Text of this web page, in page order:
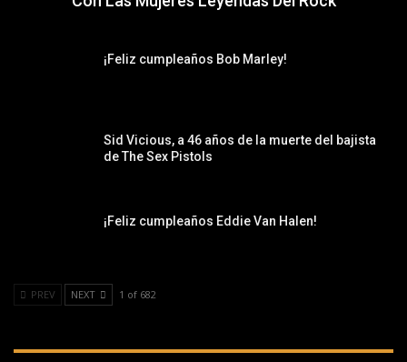
¡Feliz cumpleaños Bob Marley!
Sid Vicious, a 46 años de la muerte del bajista
de The Sex Pistols
¡Feliz cumpleaños Eddie Van Halen!
PREV NEXT 1 of 682